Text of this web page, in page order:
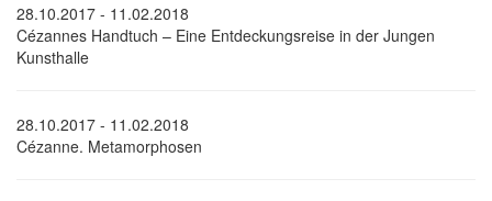
28.10.2017 - 11.02.2018
Cézannes Handtuch – Eine Entdeckungsreise in der Jungen
Kunsthalle
28.10.2017 - 11.02.2018
Cézanne. Metamorphosen